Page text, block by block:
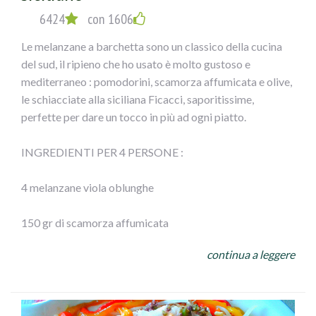
2) Disporle sulla griglia del forno, ungendole con un
pennello sopra; cuocere a 180° per circa 20 minuti (si
possono anche friggere, io ho fatto una cosa più leggera).
3) Mischiare il pecorino con le olive e il prezzemolo
tritati, l’aglio privato dell’anima verde e schiacciato,non
sopra il composto, fette di mozzarella, arrotolare e
circa 10-15 minuti e servire caldi.
6424 con 1606
Le melanzane a barchetta sono un classico della cucina
del sud, il ripieno che ho usato è molto gustoso e
mediterraneo : pomodorini, scamorza affumicata e olive,
le schiacciate alla siciliana Ficacci, saporitissime,
perfette per dare un tocco in più ad ogni piatto.
INGREDIENTI PER 4 PERSONE :
4 melanzane viola oblunghe
150 gr di scamorza affumicata
continua a leggere